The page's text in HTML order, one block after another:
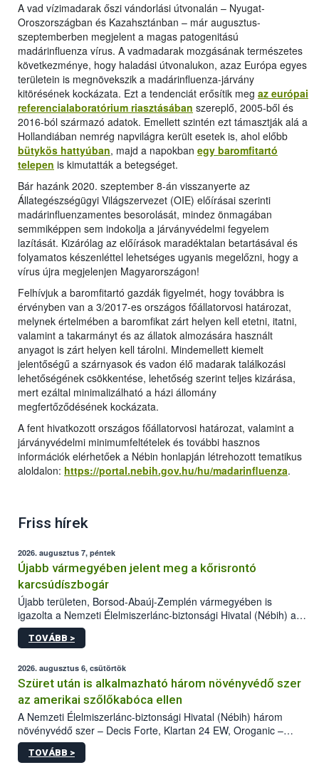
A vad vízimadarak őszi vándorlási útvonalán – Nyugat-
Oroszországban és Kazahsztánban – már augusztus-
szeptemberben megjelent a magas patogenitású
madárinfluenza vírus. A vadmadarak mozgásának természetes
következménye, hogy haladási útvonalukon, azaz Európa egyes
területein is megnövekszik a madárinfluenza-járvány
kitörésének kockázata. Ezt a tendenciát erősítik meg az európai
referencialaboratórium riasztásában szereplő, 2005-ből és
2016-ból származó adatok. Emellett szintén ezt támasztják alá a
Hollandiában nemrég napvilágra került esetek is, ahol előbb
bütykös hattyúban, majd a napokban egy baromfitartó
telepen is kimutatták a betegséget.
Bár hazánk 2020. szeptember 8-án visszanyerte az
Állategészségügyi Világszervezet (OIE) előírásai szerinti
madárinfluenzamentes besorolását, mindez önmagában
semmiképpen sem indokolja a járványvédelmi fegyelem
lazítását. Kizárólag az előírások maradéktalan betartásával és
folyamatos készenléttel lehetséges ugyanis megelőzni, hogy a
vírus újra megjelenjen Magyarországon!
Felhívjuk a baromfitartó gazdák figyelmét, hogy továbbra is
érvényben van a 3/2017-es országos főállatorvosi határozat,
melynek értelmében a baromfikat zárt helyen kell etetni, itatni,
valamint a takarmányt és az állatok almozására használt
anyagot is zárt helyen kell tárolni. Mindemellett kiemelt
jelentőségű a szárnyasok és vadon élő madarak találkozási
lehetőségének csökkentése, lehetőség szerint teljes kizárása,
mert ezáltal minimalizálható a házi állomány
megfertőződésének kockázata.
A fent hivatkozott országos főállatorvosi határozat, valamint a
járványvédelmi minimumfeltételek és további hasznos
információk elérhetőek a Nébin honlapján létrehozott tematikus
aloldalon: https://portal.nebih.gov.hu/hu/madarinfluenza.
Friss hírek
2026. augusztus 7, péntek
Újabb vármegyében jelent meg a kőrisrontó
karcsúdíszbogár
Újabb területen, Borsod-Abaúj-Zemplén vármegyében is
igazolta a Nemzeti Élelmiszerlánc-biztonsági Hivatal (Nébih) a
kőrisrontó karcsúdíszbogár (Agrilus planipennis) jelenlétét. A
kártevőt nem csak színcsapdában találták meg, de már fertőzött
az intenzív felderítést, emellett az intézkedéseket a szlovák
hatósággal is összehangolják a terjedés megállítása érdekében.
TOVÁBB >
2026. augusztus 6, csütörtök
Szüret után is alkalmazható három növényvédő szer
az amerikai szőlőkabóca ellen
A Nemzeti Élelmiszerlánc-biztonsági Hivatal (Nébih) három
növényvédő szer – Decis Forte, Klartan 24 EW, Oroganic –
engedélyokiratát módosította, így azok a szüretet követően,
egészen a vesszőérettség (BBCH 91) stádiumáig
TOVÁBB >